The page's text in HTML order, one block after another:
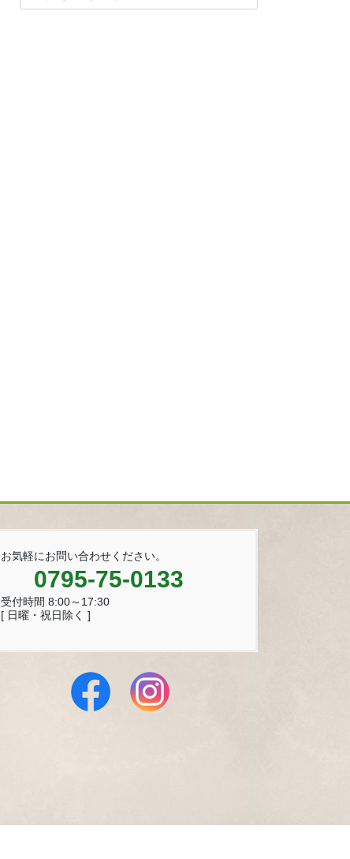
お気軽にお問い合わせください。
0795-75-0133
受付時間 8:00～17:30
[ 日曜・祝日除く ]